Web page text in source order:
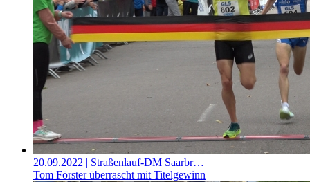
20.09.2022 | Straßenlauf-DM Saarbr…
Tom Förster überrascht mit Titelgewinn